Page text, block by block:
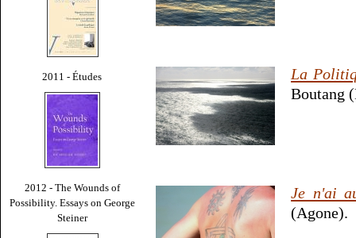
2011 - Études
2012 - The Wounds of
Possibility. Essays on George
Steiner
La
Boutang
Je n'ai
(Agone).